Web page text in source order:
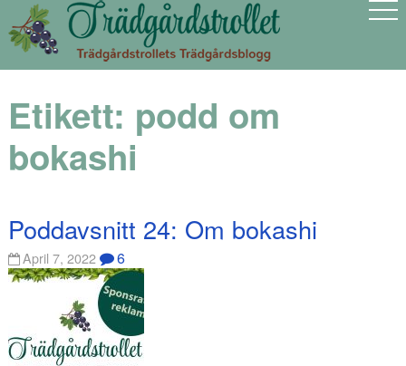
Etikett: podd om
bokashi
Poddavsnitt 24: Om bokashi
April 7, 2022 6